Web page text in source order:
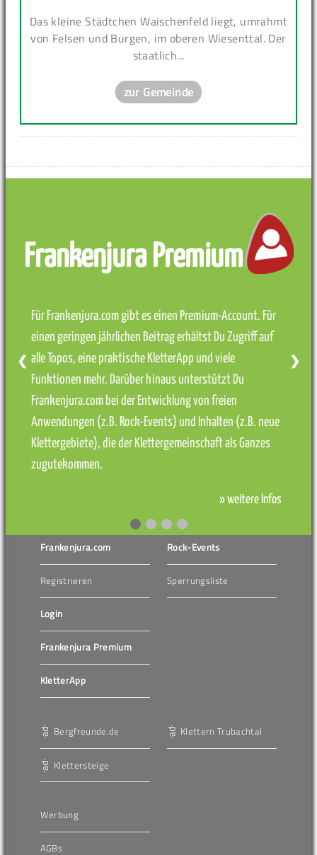
Das kleine Städtchen Waischenfeld liegt, umrahmt
von Felsen und Burgen, im oberen Wiesenttal. Der
staatlich...
zur Gemeinde
Frankenjura Premium
Für Frankenjura.com gibt es einen Premium-Account. Für
einen geringen jährlichen Beitrag erhältst Du Zugriff auf
alle Topos, eine praktische KletterApp und viele
Funktionen mehr. Darüber hinaus unterstützt Du
Frankenjura.com bei der Entwicklung von freien
Anwendungen (z.B. Rock-Events) und Inhalten (z.B. neue
Klettergebiete), die der Klettergemeinschaft als Ganzes
zugutekommen.
» weitere Infos
❮ ❯
Frankenjura.com
Registrieren
Login
Frankenjura Premium
KletterApp
Rock-Events
Sperrungsliste
Bergfreunde.de
Klettersteige
Klettern Trubachtal
Werbung
AGBs